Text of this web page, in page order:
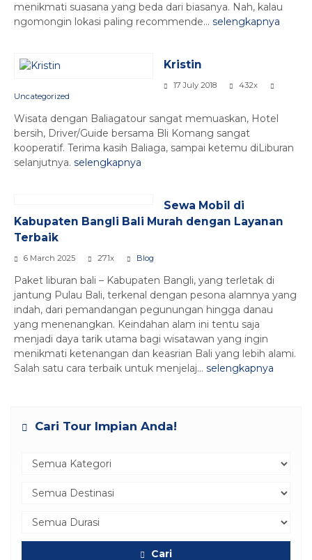
menikmati suasana yang beda dari biasanya. Nah, kalau
ngomongin lokasi paling recommende... selengkapnya
Kristin
17 July 2018
432x
Uncategorized
Wisata dengan Baliagatour sangat memuaskan, Hotel
bersih, Driver/Guide bersama Bli Komang sangat
kooperatif. Terima kasih Baliaga, sampai ketemu diLiburan
selanjutnya. selengkapnya
Sewa Mobil di
Kabupaten Bangli Bali Murah dengan Layanan
Terbaik
6 March 2025 271x Blog
Paket liburan bali – Kabupaten Bangli, yang terletak di
jantung Pulau Bali, terkenal dengan pesona alamnya yang
indah, dari pemandangan pegunungan hingga danau
yang menenangkan. Keindahan alam ini tentu saja
menjadi daya tarik utama bagi wisatawan yang ingin
menikmati ketenangan dan keasrian Bali yang lebih alami.
Salah satu cara terbaik untuk menjelaj... selengkapnya
Cari Tour Impian Anda!
Cari